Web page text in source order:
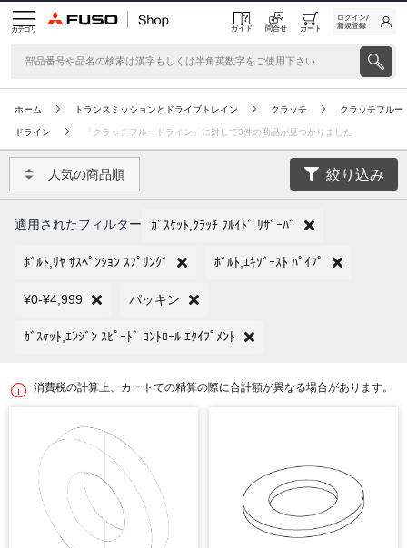
カテゴリ ガイド 問合せ カート
ログイン/
新規登録
ホーム トランスミッションとドライブトレイン クラッチ クラッチフルー
ドライン 「クラッチフルードライン」に対して3件の商品が見つかりました
人気の商品順 絞り込み
適用されたフィルター ｶﾞｽｹｯﾄ,ｸﾗｯﾁ ﾌﾙｲﾄﾞ ﾘｻﾞｰﾊﾞ
ﾎﾞﾙﾄ,ﾘﾔ ｻｽﾍﾟﾝｼｮﾝ ｽﾌﾟﾘﾝｸﾞ ﾎﾞﾙﾄ,ｴｷｿﾞｰｽﾄ ﾊﾟｲﾌﾟ
¥0-¥4,999 パッキン
ｶﾞｽｹｯﾄ,ｴﾝｼﾞﾝ ｽﾋﾟｰﾄﾞ ｺﾝﾄﾛｰﾙ ｴｸｲﾌﾟﾒﾝﾄ
消費税の計算上、カートでの精算の際に合計額が異なる場合があります。